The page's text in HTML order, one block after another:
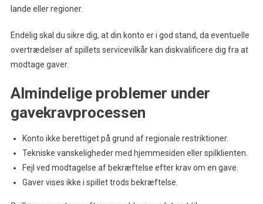
lande eller regioner.
Endelig skal du sikre dig, at din konto er i god stand, da eventuelle
overtrædelser af spillets servicevilkår kan diskvalificere dig fra at
modtage gaver.
Almindelige problemer under
gavekravprocessen
Konto ikke berettiget på grund af regionale restriktioner.
Tekniske vanskeligheder med hjemmesiden eller spilklienten.
Fejl ved modtagelse af bekræftelse efter krav om en gave.
Gaver vises ikke i spillet trods bekræftelse.